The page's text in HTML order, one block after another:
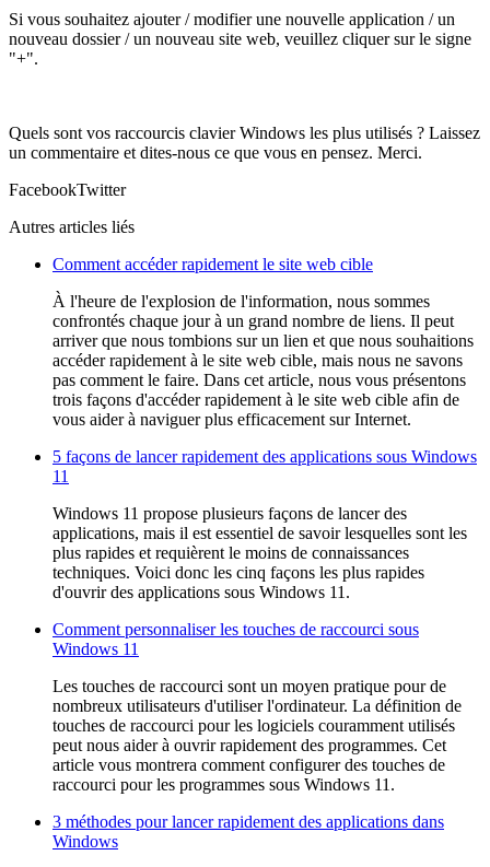
Si vous souhaitez ajouter / modifier une nouvelle application / un
nouveau dossier / un nouveau site web, veuillez cliquer sur le signe
"+".
Quels sont vos raccourcis clavier Windows les plus utilisés ? Laissez
un commentaire et dites-nous ce que vous en pensez. Merci.
FacebookTwitter
Autres articles liés
Comment accéder rapidement le site web cible
À l'heure de l'explosion de l'information, nous sommes
confrontés chaque jour à un grand nombre de liens. Il peut
arriver que nous tombions sur un lien et que nous souhaitions
accéder rapidement à le site web cible, mais nous ne savons
pas comment le faire. Dans cet article, nous vous présentons
trois façons d'accéder rapidement à le site web cible afin de
vous aider à naviguer plus efficacement sur Internet.
5 façons de lancer rapidement des applications sous Windows
11
Windows 11 propose plusieurs façons de lancer des
applications, mais il est essentiel de savoir lesquelles sont les
plus rapides et requièrent le moins de connaissances
techniques. Voici donc les cinq façons les plus rapides
d'ouvrir des applications sous Windows 11.
Comment personnaliser les touches de raccourci sous
Windows 11
Les touches de raccourci sont un moyen pratique pour de
nombreux utilisateurs d'utiliser l'ordinateur. La définition de
touches de raccourci pour les logiciels couramment utilisés
peut nous aider à ouvrir rapidement des programmes. Cet
article vous montrera comment configurer des touches de
raccourci pour les programmes sous Windows 11.
3 méthodes pour lancer rapidement des applications dans
Windows